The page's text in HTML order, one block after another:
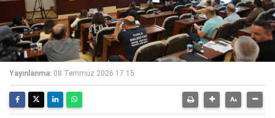
Yayınlanma: 08 Temmuz 2026 17:15